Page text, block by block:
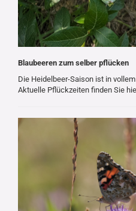
Blaubeeren zum selber pflücken
Die Heidelbeer-Saison ist in vollem
Aktuelle Pflückzeiten finden Sie